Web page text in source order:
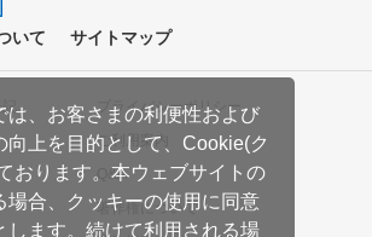
は、お客さまの利便性および
向上を目的として、Cookie(ク
おります。本ウェブサイトの
場合、クッキーの使用に同意
します。続けて利用される場
いて サイトマップ
プライバシーポリシー
ご利用案内
Q&A
著作権について